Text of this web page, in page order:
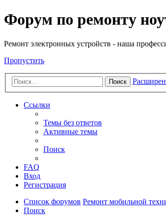
Регистрация
Форум по ремонту
Ремонт электронных устройств - наша
Пропустить
Поиск
Ссылки
Темы без ответов
Активные темы
Поиск
FAQ
Вход
Регистрация
Список форумов Ремонт мобильной
Поиск